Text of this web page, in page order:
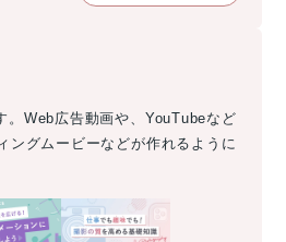
。Web広告動画や、YouTubeなど
ングムービーなどが作れるように